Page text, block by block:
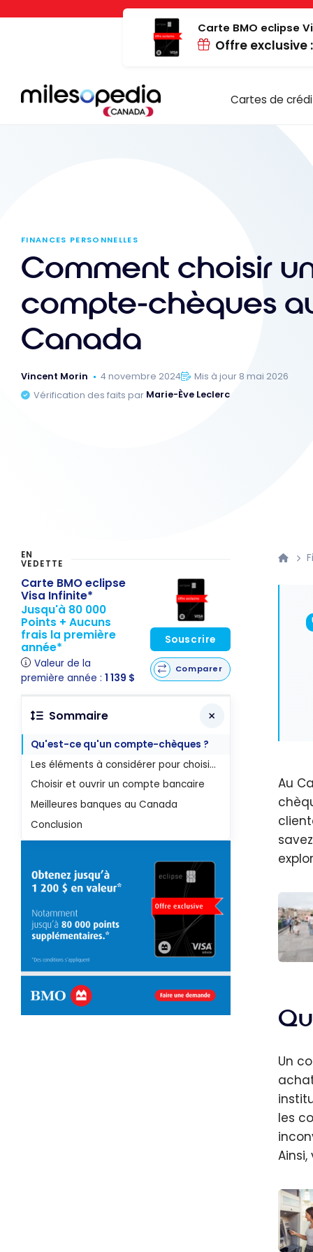
Panneau de gestion des cookies
Carte BMO eclipse
Offre exclusive
Cartes de
FINANCES PERSONNELLES
Comment choisir
compte-chèques
Canada
Vincent Morin 4 novembre 2024
Mis à jour 8 mai 2026
Vérification des faits par Marie-Ève Leclerc
Au
Un
les
EN
VEDETTE
Carte BMO eclipse
Visa Infinite*
Jusqu'à 80 000
Points + Aucuns
frais la première
année*
Valeur de la
première année : 1 139 $
Souscrire
Comparer
Sommaire
Qu'est-ce qu'un compte-chèques ?
Les éléments à considérer pour choisir un compte-chèques
Choisir et ouvrir un compte bancaire
Meilleures banques au Canada
Conclusion